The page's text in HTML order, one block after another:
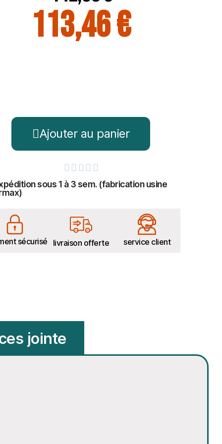
113,46 €
Ajouter au panier
    
sous 1 à 3 sem. (fabrication usine
sécurisé livraison offerte service client
jointe